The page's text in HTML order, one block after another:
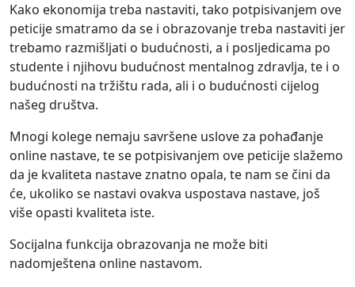
Kako ekonomija treba nastaviti, tako potpisivanjem ove
peticije smatramo da se i obrazovanje treba nastaviti jer
trebamo razmišljati o budućnosti, a i posljedicama po
studente i njihovu budućnost mentalnog zdravlja, te i o
budućnosti na tržištu rada, ali i o budućnosti cijelog
našeg društva.
Mnogi kolege nemaju savršene uslove za pohađanje
online nastave, te se potpisivanjem ove peticije slažemo
da je kvaliteta nastave znatno opala, te nam se čini da
će, ukoliko se nastavi ovakva uspostava nastave, još
više opasti kvaliteta iste.
Socijalna funkcija obrazovanja ne može biti
nadomještena online nastavom.